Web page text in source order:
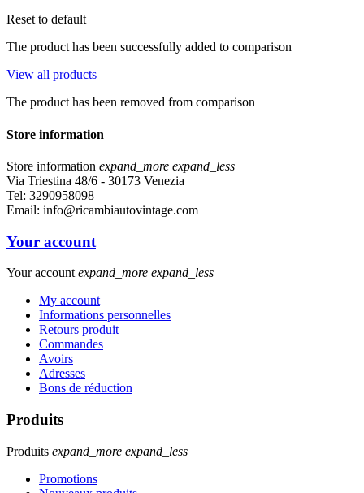
Reset to default
The product has been successfully added to comparison
View all products
The product has been removed from comparison
Store information
Store information expand_more expand_less
Via Triestina 48/6 - 30173 Venezia
Tel: 3290958098
Email: info@ricambiautovintage.com
Your account
Your account expand_more expand_less
My account
Informations personnelles
Retours produit
Commandes
Avoirs
Adresses
Bons de réduction
Produits
Produits expand_more expand_less
Promotions